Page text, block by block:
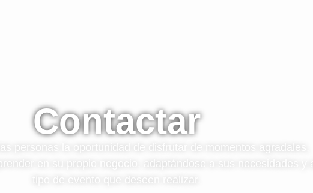
Contactar
personas la oportunidad de disfrutar de momentos agradales,
en su propio negocio, adaptándose a sus necesidades y al
tipo de evento que deseen realizar.